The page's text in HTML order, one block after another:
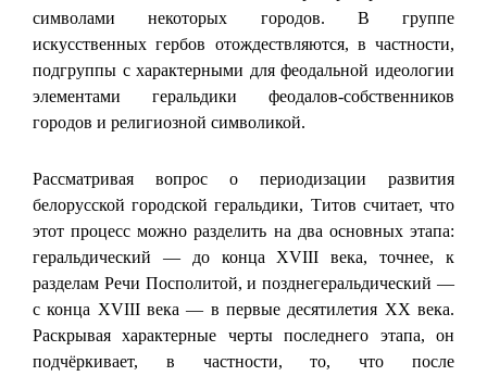
символами некоторых городов. В группе
искусственных гербов отождествляются, в частности,
подгруппы с характерными для феодальной идеологии
элементами геральдики феодалов-собственников
городов и религиозной символикой.
Рассматривая вопрос о периодизации развития
белорусской городской геральдики, Титов считает, что
этот процесс можно разделить на два основных этапа:
геральдический — до конца XVIII века, точнее, к
разделам Речи Посполитой, и позднегеральдический —
с конца XVIII века — в первые десятилетия XX века.
Раскрывая характерные черты последнего этапа, он
подчёркивает, в частности, то, что после